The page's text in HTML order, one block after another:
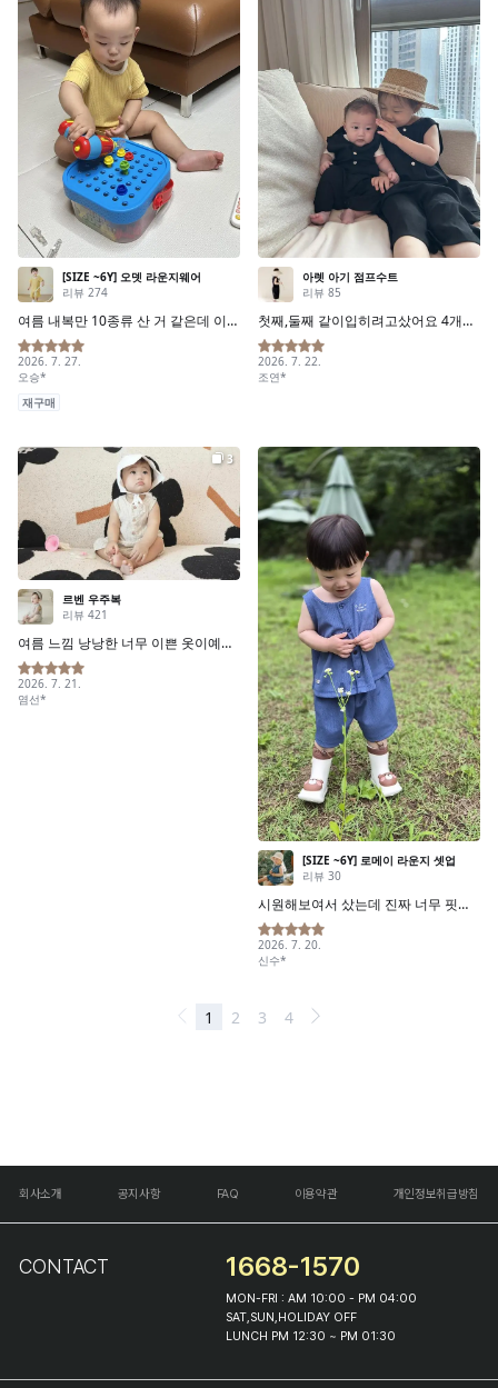
회사소개 공지사항 FAQ 이용약관 개인정보취급방침
CONTACT 1668-1570
MON-FRI : AM 10:00 - PM 04:00
SAT,SUN,HOLIDAY OFF
LUNCH PM 12:30 ~ PM 01:30